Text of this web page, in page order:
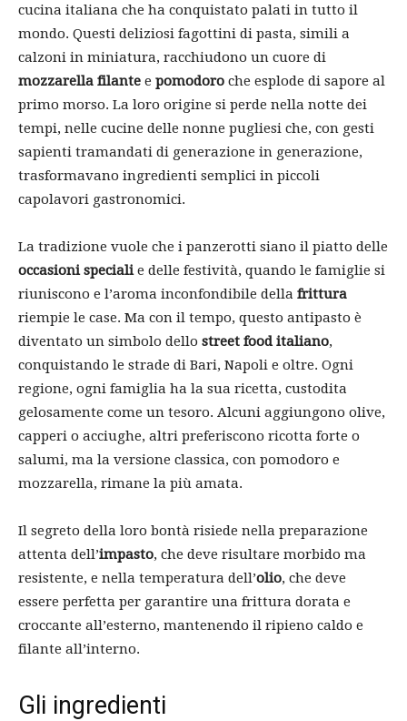
cucina italiana che ha conquistato palati in tutto il
mondo. Questi deliziosi fagottini di pasta, simili a
calzoni in miniatura, racchiudono un cuore di
mozzarella filante e pomodoro che esplode di sapore al
primo morso. La loro origine si perde nella notte dei
tempi, nelle cucine delle nonne pugliesi che, con gesti
sapienti tramandati di generazione in generazione,
trasformavano ingredienti semplici in piccoli
capolavori gastronomici.
La tradizione vuole che i panzerotti siano il piatto delle
occasioni specialie delle festività, quando le famiglie si
riuniscono e l’aroma inconfondibile della frittura
riempie le case. Ma con il tempo, questo antipasto è
diventato un simbolo dello street food italiano,
conquistando le strade di Bari, Napoli e oltre. Ogni
regione, ogni famiglia ha la sua ricetta, custodita
gelosamente come un tesoro. Alcuni aggiungono olive,
capperi o acciughe, altri preferiscono ricotta forte o
salumi, ma la versione classica, con pomodoro e
mozzarella, rimane la più amata.
Il segreto della loro bontà risiede nella preparazione
attenta dell’impasto, che deve risultare morbido ma
resistente, e nella temperatura dell’olio, che deve
essere perfetta per garantire una frittura dorata e
croccante all’esterno, mantenendo il ripieno caldo e
filante all’interno.
Gli ingredienti